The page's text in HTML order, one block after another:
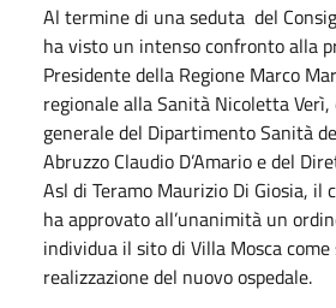
Al termine di una seduta del
ha visto un intenso confronto alla
Presidente della Regione Marco
regionale alla Sanità Nicoletta
generale del Dipartimento Sanità
Abruzzo Claudio D’Amario e del
Asl di Teramo Maurizio Di Giosia, il
ha approvato all’unanimità un
individua il sito di Villa Mosca
realizzazione del nuovo ospedale.